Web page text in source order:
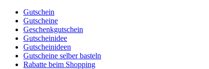
Skip
content
Gutschein
Gutscheine
Geschenkgutschein
Gutscheinidee
Gutscheinideen
Gutscheine selber basteln
Rabatte beim Shopping